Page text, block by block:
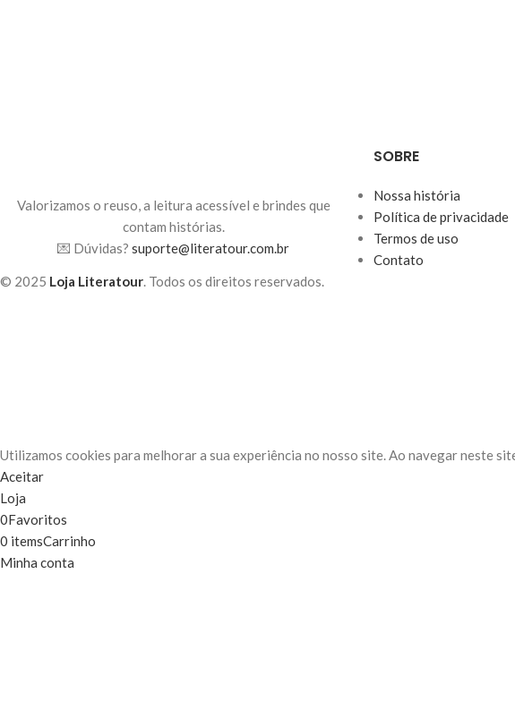
Valorizamos o reuso, a leitura acessível e brindes que
contam histórias.
💌 Dúvidas?suporte@literatour.com.br
SOBRE
Nossa história
Política de privacidade
Termos de uso
Contato
© 2025 Loja Literatour . Todos os direitos reservados.
Utilizamos cookies para melhorar a sua experiência no nosso site. Ao navegar neste
Aceitar
Loja
0Favoritos
0 itemsCarrinho
Minha conta